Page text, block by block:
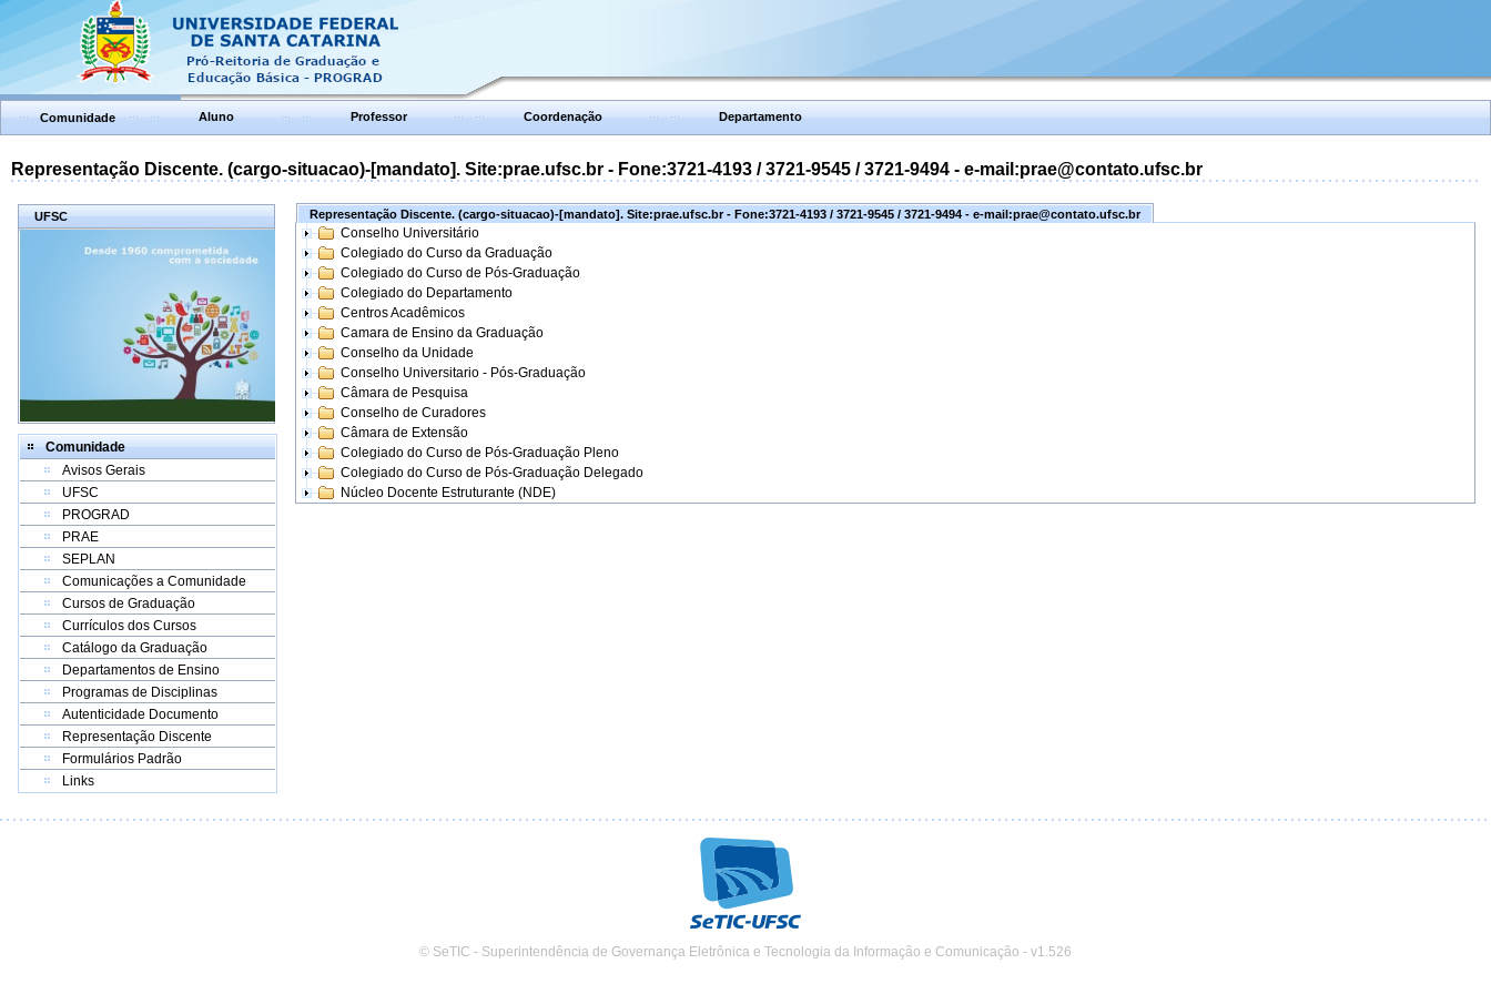
Comunidade Aluno Professor Coordenação Departamento
Representação Discente. (cargo-situacao)-[mandato]. Site:prae.ufsc.br - Fone:3721-4193 / 3721-9545 / 3721-9494 - e-mail:prae@contato.ufsc.br
UFSC
Comunidade
Avisos Gerais
UFSC
PROGRAD
PRAE
SEPLAN
Comunicações a Comunidade
Cursos de Graduação
Currículos dos Cursos
Catálogo da Graduação
Departamentos de Ensino
Programas de Disciplinas
Autenticidade Documento
Representação Discente
Formulários Padrão
Links
Representação Discente. (cargo-situacao)-[mandato]. Site:prae.ufsc.br - Fone:3721-4193 / 3721-9545 / 3721-9494 - e-mail:prae@contato.ufsc.br
Conselho Universitário
Colegiado do Curso da Graduação
Colegiado do Curso de Pós-Graduação
Colegiado do Departamento
Centros Acadêmicos
Camara de Ensino da Graduação
Conselho da Unidade
Conselho Universitario - Pós-Graduação
Câmara de Pesquisa
Conselho de Curadores
Câmara de Extensão
Colegiado do Curso de Pós-Graduação Pleno
Colegiado do Curso de Pós-Graduação Delegado
Núcleo Docente Estruturante (NDE)
© SeTIC - Superintendência de Governança Eletrônica e Tecnologia da Informação e Comunicação - v1.526